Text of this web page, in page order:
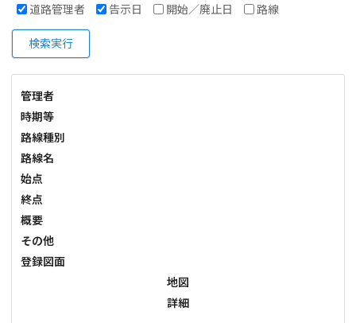
道路管理者 告示日 開始／廃止日 路線
検索実行
管理者
時期等
路線種別
路線名
始点
終点
概要
その他
登録図面
地図
詳細